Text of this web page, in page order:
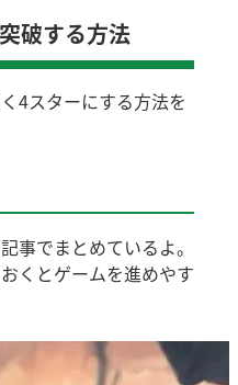
破する方法
4スターにする方法を
事でまとめているよ。
くとゲームを進めやす